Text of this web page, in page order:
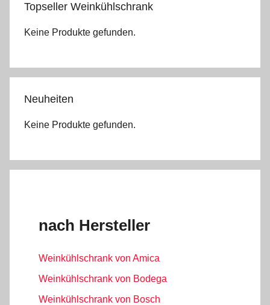
Topseller Weinkühlschrank
Keine Produkte gefunden.
Neuheiten
Keine Produkte gefunden.
nach Hersteller
Weinkühlschrank von Amica
Weinkühlschrank von Bodega
Weinkühlschrank von Bosch